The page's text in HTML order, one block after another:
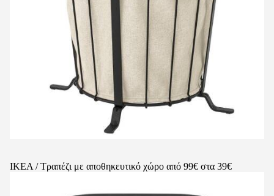
ΙΚΕΑ / Τραπέζι με αποθηκευτικό χώρο από 99€ στα 39€